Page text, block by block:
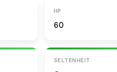
HP
60
SELTENHEIT